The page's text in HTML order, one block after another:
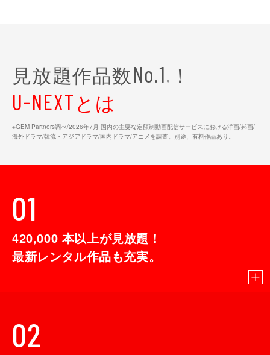
見放題作品数No.1 ※ ！
U-NEXTとは
※GEM Partners調べ/2026年7⽉ 国内の主要な定額制動画配信サービスにおける洋画/邦画/
海外ドラマ/韓流・アジアドラマ/国内ドラマ/アニメを調査。別途、有料作品あり。
01
420,000 本以上が見放題！
最新レンタル作品も充実。
02